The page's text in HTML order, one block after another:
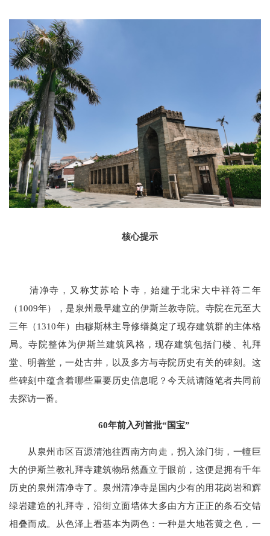
核心提示
清净寺，又称艾苏哈卜寺，始建于北宋大中祥符二年
（1009年），是泉州最早建立的伊斯兰教寺院。寺院在元至大
三年（1310年）由穆斯林主导修缮奠定了现存建筑群的主体格
局。寺院整体为伊斯兰建筑风格，现存建筑包括门楼、礼拜
堂、明善堂，一处古井，以及多方与寺院历史有关的碑刻。这
些碑刻中蕴含着哪些重要历史信息呢？今天就请随笔者共同前
去探访一番。
60年前入列首批“国宝”
从泉州市区百源清池往西南方向走，拐入涂门街，一幢巨
大的伊斯兰教礼拜寺建筑物昂然矗立于眼前，这便是拥有千年
历史的泉州清净寺了。泉州清净寺是国内少有的用花岗岩和辉
绿岩建造的礼拜寺，沿街立面墙体大多由方方正正的条石交错
相叠而成。从色泽上看基本为两色：一种是大地苍黄之色，一